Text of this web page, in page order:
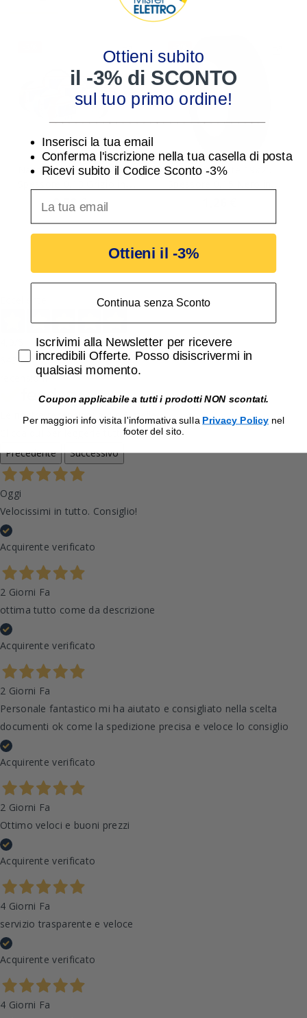
Nastro isolante 10x15
0,60 € 0,58 €
Nastro isolante 19x25
recensioni
Le nostre recensioni a 4 e 5 stelle.
Clicca qui per leggerle tutte >
Precedente
Successivo
Oggi
Velocissimi in tutto. Consiglio!
Acquirente verificato
2 Giorni Fa
ottima tutto come da descrizione
Acquirente verificato
2 Giorni Fa
Personale fantastico mi ha aiutato e consigliato nella scelta
documenti ok come la spedizione precisa e veloce lo consiglio
Acquirente verificato
2 Giorni Fa
Ottimo veloci e buoni prezzi
Acquirente verificato
4 Giorni Fa
servizio trasparente e veloce
Acquirente verificato
4 Giorni Fa
Ottieni subito
il -3% di SCONTO
sul tuo primo ordine!
Inserisci la tua email
Conferma l'iscrizione nella tua casella di posta
Ricevi subito il Codice Sconto -3%
Ottieni il -3%
Continua senza Sconto
Accetta di ricevere email promozionali
Iscrivimi alla Newsletter per ricevere
incredibili Offerte. Posso disiscrivermi in
qualsiasi momento.
Coupon applicabile a tutti i prodotti NON scontati.
Per maggiori info visita l'informativa sulla Privacy Policy nel
footer del sito.